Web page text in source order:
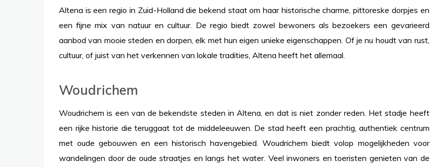
Altena is een regio in Zuid-Holland die bekend staat om haar historische charme, pittoreske dorpjes en
een fijne mix van natuur en cultuur. De regio biedt zowel bewoners als bezoekers een gevarieerd
aanbod van mooie steden en dorpen, elk met hun eigen unieke eigenschappen. Of je nu houdt van rust,
cultuur, of juist van het verkennen van lokale tradities, Altena heeft het allemaal.
Woudrichem
Woudrichem is een van de bekendste steden in Altena, en dat is niet zonder reden. Het stadje heeft
een rijke historie die teruggaat tot de middeleeuwen. De stad heeft een prachtig, authentiek centrum
met oude gebouwen en een historisch havengebied. Woudrichem biedt volop mogelijkheden voor
wandelingen door de oude straatjes en langs het water. Veel inwoners en toeristen genieten van de